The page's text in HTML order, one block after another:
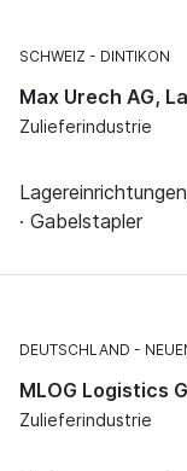
SCHWEIZ DINTIKON
Max Urech AG,
Zulieferindustrie
· Gabelstapler
DEUTSCHLAND
MLOG Logistics
Zulieferindustrie